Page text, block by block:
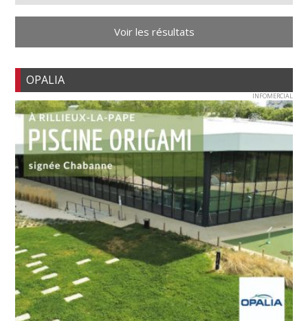
Voir les résultats
OPALIA
INFOMERCIAL